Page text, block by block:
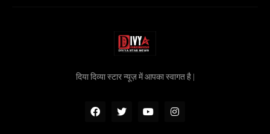
दिया दिव्या स्टार न्यूज़ में आपका स्वागत है |